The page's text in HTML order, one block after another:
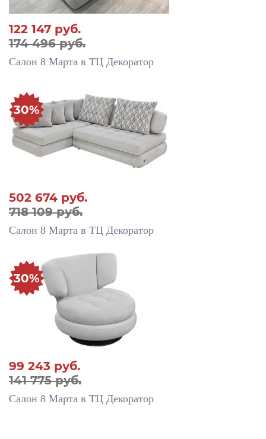
122 147 руб.
174 496 руб.
Салон 8 Марта в ТЦ Декоратор
502 674 руб.
718 109 руб.
30%
Салон 8 Марта в ТЦ Декоратор
99 243 руб.
141 775 руб.
30%
Салон 8 Марта в ТЦ Декоратор